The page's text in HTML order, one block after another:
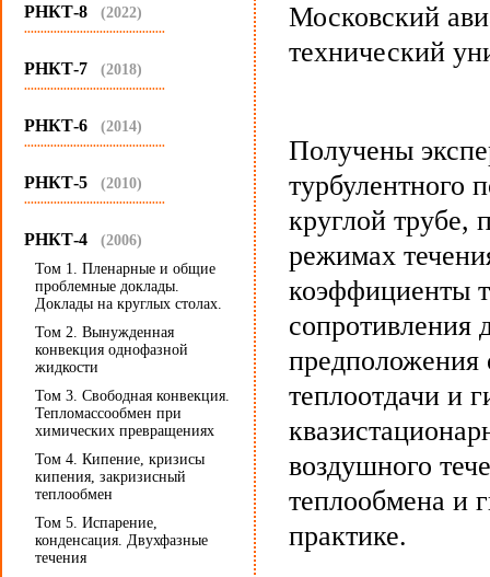
РНКТ-8 (2022)
...........................................
РНКТ-7 (2018)
...........................................
РНКТ-6 (2014)
...........................................
РНКТ-5 (2010)
...........................................
РНКТ-4 (2006)
Том 1. Пленарные и общие
проблемные доклады.
Доклады на круглых столах.
Том 2. Вынужденная
конвекция однофазной
жидкости
Том 3. Свободная конвекция.
Тепломассообмен при
химических превращениях
Том 4. Кипение, кризисы
кипения, закризисный
теплообмен
Том 5. Испарение,
конденсация. Двухфазные
течения
Московский
технический
Получены
турбулентного
круглой трубе,
режимах
коэффициенты
сопротивления
предположения
теплоотдачи и
воздушного
теплообмена и
практике.